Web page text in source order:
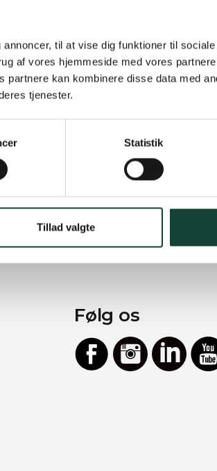
til at vise dig funktioner til
af vores hjemmeside med vores
partnere kan kombinere disse data med
tjenester.
Statistik
Tillad valgte
EPD - Nor1 3-lags
Følg os